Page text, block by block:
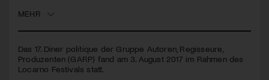
MEHR
Das 17. Diner politique der Gruppe Autoren, Regisseure,
Produzenten (GARP) fand am 3. August 2017 im Rahmen des
Locarno Festivals statt.